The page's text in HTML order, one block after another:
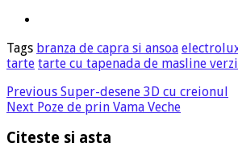
Tags branza de capra si ansoa
tarte tarte cu tapenada de masline verzi
Previous Super-desene 3D cu creionul
Next Poze de prin Vama Veche
Citeste si asta